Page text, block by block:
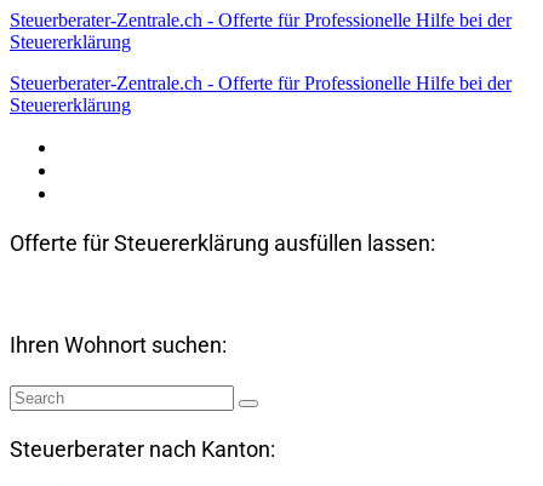
Steuerberater-Zentrale.ch - Offerte für Professionelle Hilfe bei der
Steuererklärung
Steuerberater-Zentrale.ch - Offerte für Professionelle Hilfe bei der
Steuererklärung
Offerte für Steuererklärung ausfüllen lassen:
Ihren Wohnort suchen:
Steuerberater nach Kanton: